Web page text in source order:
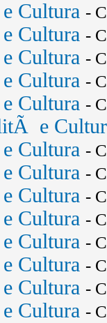
Cultura -
Cultura -
Cultura -
Cultura -
Cultura -
e
Cultura -
Cultura -
Cultura -
Cultura -
Cultura -
Cultura -
Cultura -
Cultura -